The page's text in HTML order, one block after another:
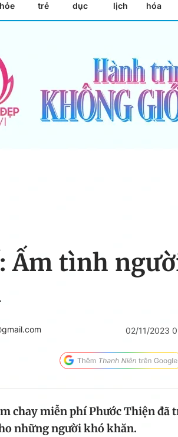
trẻ
dục
lịch
hóa
Ấm tình
02/11/2023
chay miễn phí Phước Thiện đã
những người khó khăn.